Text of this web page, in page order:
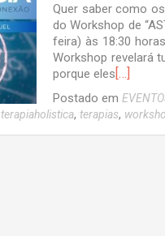
Quer saber como
do Workshop de
feira) às 18:30
Workshop revelará
porque eles[…]
Postado em
terapiaholistica, terapias,